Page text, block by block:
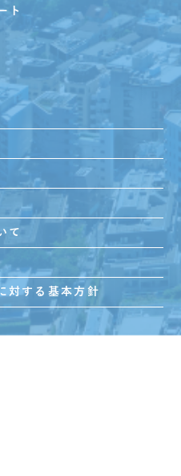
ト
て
対する基本方針